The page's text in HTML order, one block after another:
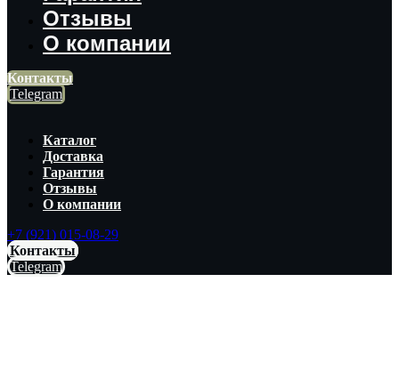
Отзывы
О компании
Контакты
Telegram
Каталог
Доставка
Гарантия
Отзывы
О компании
+7 (921) 015-08-29
Контакты
Telegram